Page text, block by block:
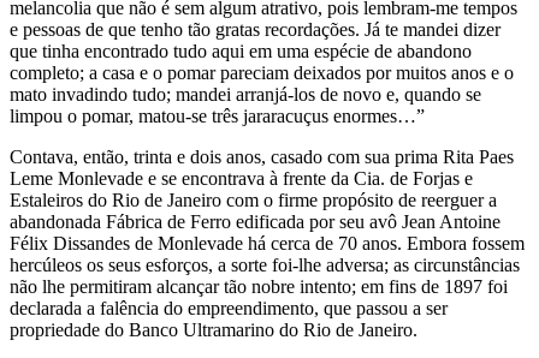
melancolia que não é sem algum atrativo, pois lembram-me tempos
e pessoas de que tenho tão gratas recordações. Já te mandei dizer
que tinha encontrado tudo aqui em uma espécie de abandono
completo; a casa e o pomar pareciam deixados por muitos anos e o
mato invadindo tudo; mandei arranjá-los de novo e, quando se
limpou o pomar, matou-se três jararacuçus enormes…”
Contava, então, trinta e dois anos, casado com sua prima Rita Paes
Leme Monlevade e se encontrava à frente da Cia. de Forjas e
Estaleiros do Rio de Janeiro com o firme propósito de reerguer a
abandonada Fábrica de Ferro edificada por seu avô Jean Antoine
Félix Dissandes de Monlevade há cerca de 70 anos. Embora fossem
hercúleos os seus esforços, a sorte foi-lhe adversa; as circunstâncias
não lhe permitiram alcançar tão nobre intento; em fins de 1897 foi
declarada a falência do empreendimento, que passou a ser
propriedade do Banco Ultramarino do Rio de Janeiro.